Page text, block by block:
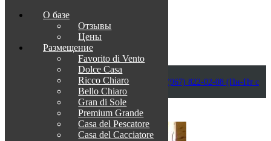
Приветствуем в Венеции на Каспии!
info@otdih-v-astrakhani.ru Как нас найти
+7 (967) 822-02-08 (Пн-Пт с
09:00 до 18:00)
Забронировать
О базе
Отзывы
Цены
Размещение
Favorito di Vento
Dolce Casa
Ricco Chiaro
Bello Chiaro
Gran di Sole
Premium Grande
Casa del Pescatore
Casa del Cacсiatore